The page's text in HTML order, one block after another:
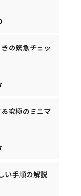
の緊急チェッ
究極のミニマ
い手順の解説